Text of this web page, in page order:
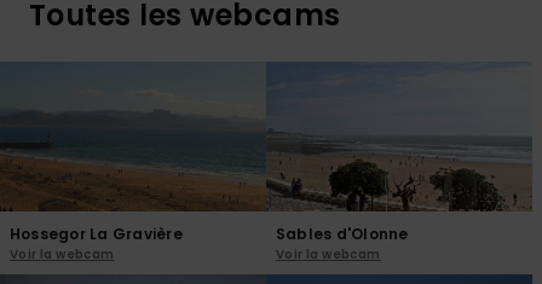
à votre
questions
fréquentes et
notre
CARTE
LISTE DE
Toutes les webcams
Hossegor La Gravière
Voir la webcam
Sables d'Olonne
Voir la webcam